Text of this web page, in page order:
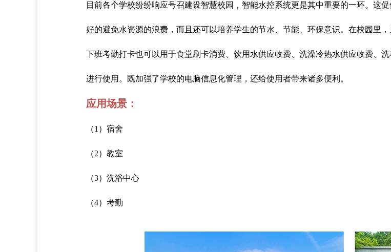
目前各个学校纷纷响应号召建设智慧校园，智能水控系统更是其中重要的一环。这
好的避免水资源的浪费，而且还可以培养学生的节水、节能、环保意识。在校园里
下班考勤打卡也可以用于食堂刷卡消费、饮用水供应收费、洗澡冷热水供应收费、
进行使用。既加强了学校的电脑信息化管理，还给使用者带来诸多便利。
应用场景：
（1）宿舍
（2）教室
（3）洗浴中心
（4）考勤